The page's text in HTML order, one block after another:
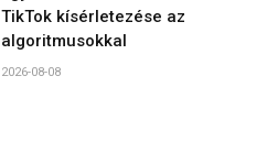
TikTok kísérletezése az
algoritmusokkal
2026-08-08